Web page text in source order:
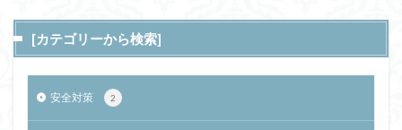
[カテゴリーから検索]
安全対策 2